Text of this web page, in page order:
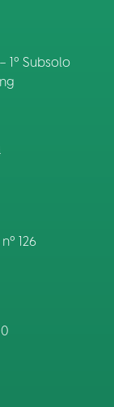
1º Subsolo
126